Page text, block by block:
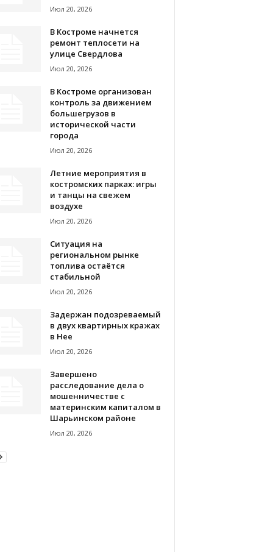
Июл 20, 2026
В Костроме начнется
ремонт теплосети на
улице Свердлова
Июл 20, 2026
В Костроме организован
контроль за движением
большегрузов в
исторической части
города
Июл 20, 2026
Летние мероприятия в
костромских парках: игры
и танцы на свежем
воздухе
Июл 20, 2026
Ситуация на
региональном рынке
топлива остаётся
стабильной
Июл 20, 2026
Задержан подозреваемый
в двух квартирных кражах
в Нее
Июл 20, 2026
Завершено
расследование дела о
мошенничестве с
материнским капиталом в
Шарьинском районе
Июл 20, 2026